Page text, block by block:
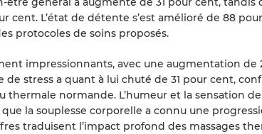
cent. L’état de détente s’est amélioré de 88
protocoles de soins proposés.
impressionnants, avec une augmentation de
stress a quant à lui chuté de 31 pour cent,
thermale normande. L’humeur et la sensation
la souplesse corporelle a connu une
traduisent l’impact profond des massages